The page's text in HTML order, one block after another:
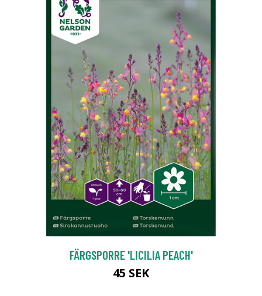
FÄRGSPORRE 'LICILIA PEACH'
45 SEK